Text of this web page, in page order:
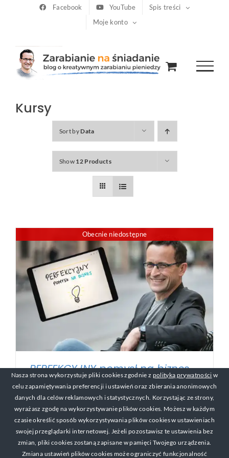
Facebook YouTube
Spis treści
Moje konto
Kursy
Sort by Data
Show 12 Products
Obecnie niedostępne
PERFEKCYJNY pomysł na biznes –
Kurs online
57,00zł
© Copyright 2017-2019 Michał Mackiewicz Kontakt:
michal@zarabianienasniadanie.pl
Nasza strona wykorzystuje pliki cookies zgodnie z polityką prywatności w
celu zapamiętywania preferencji i ustawień oraz zbierania anonimowych
danych dla celów reklamowych i statystycznych. Korzystając ze strony,
wyrażasz zgodę na wykorzystywanie plików cookies. Możesz w każdym
czasie określić sposób wykorzystywania plików cookies w ustawieniach
swojej przeglądarki internetowej. Jeżeli pozostawisz te ustawienia bez
zmian, pliki cookies zostaną zapisane w pamięci Twojego urządzenia.
Zmiana ustawień plików cookies może ograniczyć funkcjonalność